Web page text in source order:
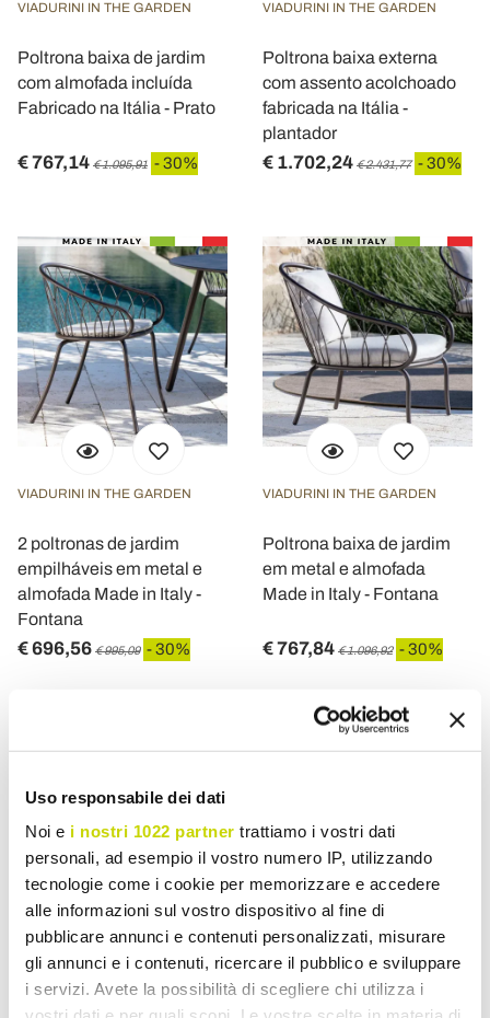
Uso responsabile dei dati
Noi e i nostri 1022 partner trattiamo i vostri dati
personali, ad esempio il vostro numero IP, utilizzando
tecnologie come i cookie per memorizzare e accedere
alle informazioni sul vostro dispositivo al fine di
pubblicare annunci e contenuti personalizzati, misurare
gli annunci e i contenuti, ricercare il pubblico e sviluppare
i servizi. Avete la possibilità di scegliere chi utilizza i
VIADURINI IN THE GARDEN
Poltrona baixa de jardim
com almofada incluída
Fabricado na Itália - Prato
€ 767,14 € 1.095,91 - 30%
VIADURINI IN THE GARDEN
Poltrona baixa externa
com assento acolchoado
fabricada na Itália -
plantador
€ 1.702,24 € 2.431,77 - 30%
VIADURINI IN THE GARDEN
2 poltronas de jardim
empilháveis em metal e
almofada Made in Italy -
Fontana
€ 696,56 € 995,09 - 30%
VIADURINI IN THE GARDEN
Poltrona baixa de jardim
em metal e almofada
Made in Italy - Fontana
€ 767,84 € 1.096,92 - 30%
VIADURINI IN THE GARDEN VIADURINI IN THE GARDEN